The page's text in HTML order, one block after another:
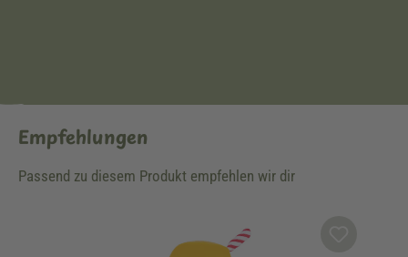
Empfehlungen
Passend zu diesem Produkt empfehlen wir dir